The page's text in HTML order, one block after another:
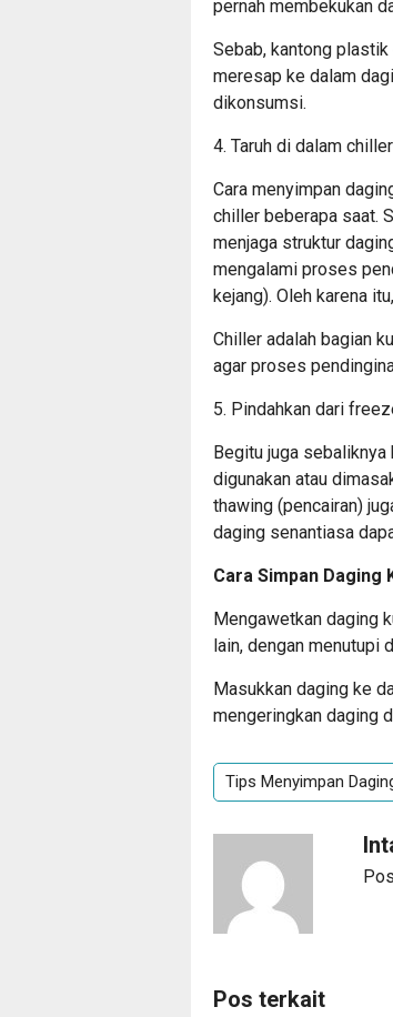
pernah membekukan
Sebab, kantong
meresap ke dalam
dikonsumsi.
4. Taruh di dalam
Cara menyimpan
chiller beberapa saat.
menjaga struktur
mengalami proses
kejang). Oleh karena
Chiller adalah bagian
agar proses
5. Pindahkan dari
Begitu juga
digunakan atau
thawing (pencairan)
daging senantiasa
Cara Simpan Daging
Mengawetkan daging
lain, dengan menutupi
Masukkan daging ke
mengeringkan daging
Tips Menyimpan
Pos terkait